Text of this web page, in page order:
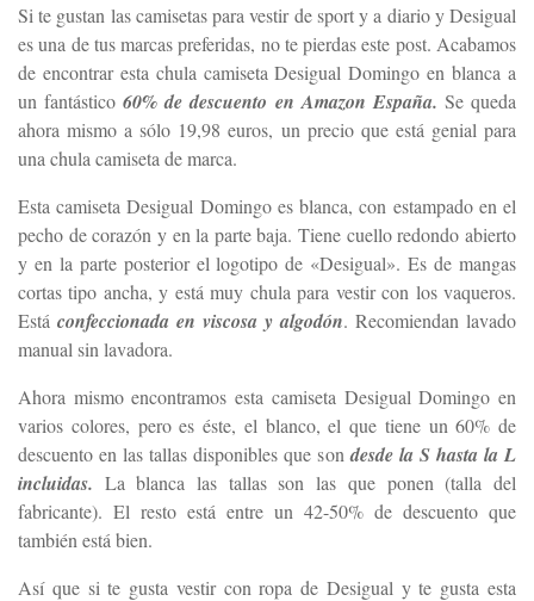
Si te gustan las camisetas para vestir de sport y a diario y Desigual
es una de tus marcas preferidas, no te pierdas este post. Acabamos
de encontrar esta chula camiseta Desigual Domingo en blanca a
un fantástico 60% de descuento en Amazon España. Se queda
ahora mismo a sólo 19,98 euros, un precio que está genial para
una chula camiseta de marca.
Esta camiseta Desigual Domingo es blanca, con estampado en el
pecho de corazón y en la parte baja. Tiene cuello redondo abierto
y en la parte posterior el logotipo de «Desigual». Es de mangas
cortas tipo ancha, y está muy chula para vestir con los vaqueros.
Está confeccionada en viscosa y algodón. Recomiendan lavado
manual sin lavadora.
Ahora mismo encontramos esta camiseta Desigual Domingo en
varios colores, pero es éste, el blanco, el que tiene un 60% de
descuento en las tallas disponibles que sondesde la S hasta la L
incluidas. La blanca las tallas son las que ponen (talla del
fabricante). El resto está entre un 42-50% de descuento que
también está bien.
Así que si te gusta vestir con ropa de Desigual y te gusta esta